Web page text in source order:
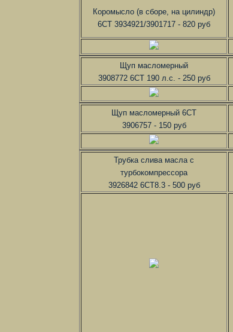
Коромысло (в сборе, на цилиндр)
6CT 3934921/3901717 - 820 руб
Щуп масломерный
3908772 6CT 190 л.с. - 250 руб
Щуп масломерный 6CT
3906757 - 150 руб
Трубка слива масла с
турбокомпрессора
3926842 6СT8.3 - 500 руб